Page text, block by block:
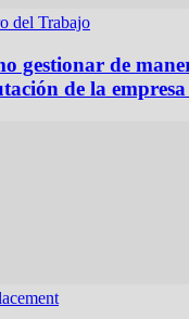
del Trabajo
gestionar de
de la